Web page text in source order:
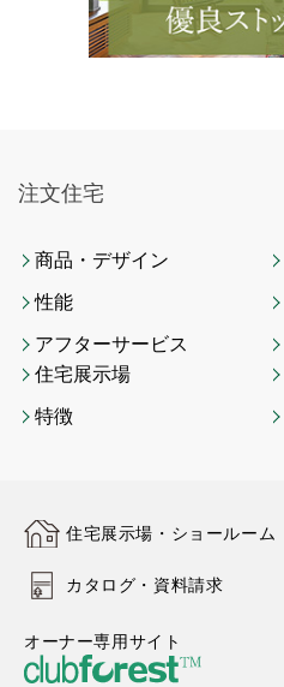
注文住宅
商品・デザイン
性能
アフターサービス
住宅展示場
特徴
住宅展示場・ショールーム
カタログ・資料請求
オーナー専用サイト